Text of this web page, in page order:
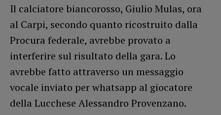
Il calciatore biancorosso, Giulio Mulas, ora
al Carpi, secondo quanto ricostruito dalla
Procura federale, avrebbe provato a
interferire sul risultato della gara. Lo
avrebbe fatto attraverso un messaggio
vocale inviato per whatsapp al giocatore
della Lucchese Alessandro Provenzano.